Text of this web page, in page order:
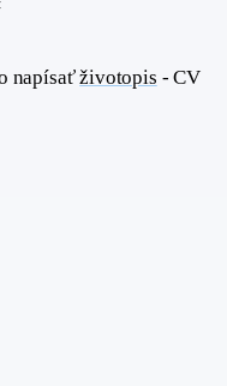
napísaťživotopis - CV